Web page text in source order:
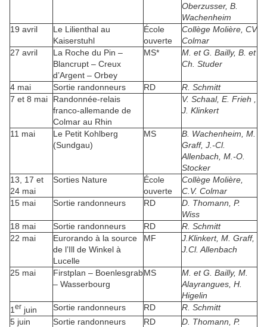
Oberzusser, B.
Wachenheim
19 avril
Le Lilienthal au
Kaiserstuhl
École
ouverte
Collège Molière, CV
Colmar
27 avril
La Roche du Pin –
Blancrupt – Creux
d’Argent – Orbey
MS*
M. et G. Bailly, B. et
Ch. Studer
4 mai Sortie randonneurs RD
R. Schmitt
7 et 8 mai
Randonnée-relais
franco-allemande de
Colmar au Rhin
V. Schaal, E. Frieh ,
J. Klinkert
11 mai
Le Petit Kohlberg
(Sundgau)
MS
B. Wachenheim, M.
Graff, J.-Cl.
Allenbach, M.-O.
Stocker
13, 17 et
24 mai
Sorties Nature
École
ouverte
Collège Molière,
C.V. Colmar
15 mai
Sortie randonneurs RD
D. Thomann, P.
Wiss
18 mai
Sortie randonneurs RD
R. Schmitt
22 mai
Eurorando à la source
de l’Ill de Winkel à
Lucelle
MF
J.Klinkert, M. Graff,
J.Cl. Allenbach
25 mai
Firstplan – Boenlesgrab
– Wasserbourg
MS
M. et G. Bailly, M.
Alayrangues, H.
Higelin
1 er juin Sortie randonneurs RD
R. Schmitt
5 juin
Sortie randonneurs RD
D. Thomann, P.